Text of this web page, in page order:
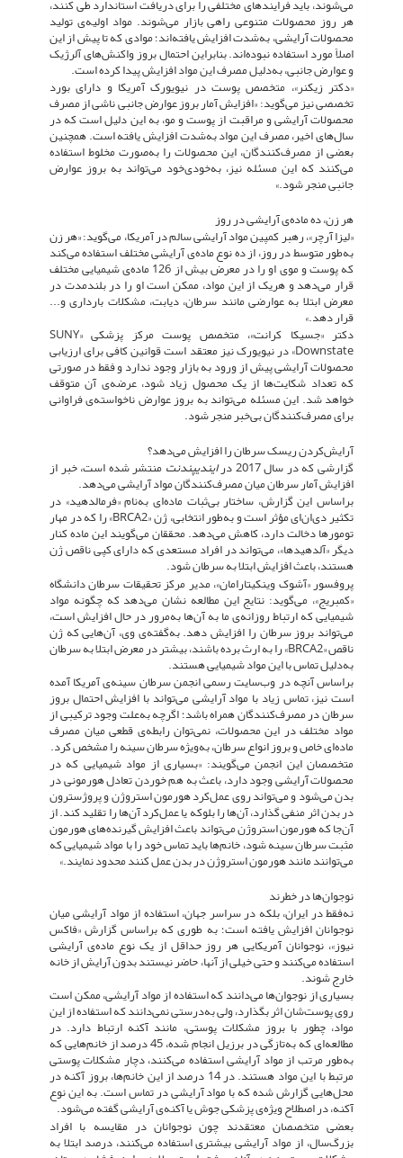
می‌شوند، باید فرایندهای مختلفی را برای دریافت استاندارد طی کنند،
هر روز محصولات متنوعی راهی بازار می‌شوند. مواد اولیه‌ی تولید
محصولات آرایشی، به‌شدت افزایش یافته‌اند؛ موادی که تا پیش از این
اصلاً مورد استفاده نبوده‌اند. بنابراین احتمال بروز واکنش‌های آلرژیک
و عوارض جانبی، به‌دلیل مصرف این مواد افزایش پیدا کرده است.
«دکتر زیکنر»، متخصص پوست در نیویورک آمریکا و دارای بورد
تخصصی نیز می‌گوید: «افزایش آمار بروز عوارض جانبی ناشی از مصرف
محصولات آرایشی و مراقبت از پوست و مو، به این دلیل است که در
سال‌های اخیر، مصرف این مواد به‌شدت افزایش یافته است. همچنین
بعضی از مصرف‌کنندگان، این محصولات را به‌صورت مخلوط استفاده
می‌کنند که این مسئله نیز، به‌خودی‌خود می‌تواند به بروز عوارض
جانبی منجر شود.»
هر زن، ده ماده‌ی آرایشی در روز
«لیزا آرچر»، رهبر کمپین مواد آرایشی سالم در آمریکا، می‌گوید: «هر زن
به‌طور متوسط در روز، از ده نوع ماده‌ی آرایشی مختلف استفاده می‌کند
که پوست و موی او را در معرض بیش از 126 ماده‌ی شیمیایی مختلف
قرار می‌دهد و هریک از این مواد، ممکن است او را در بلندمدت در
معرض ابتلا به عوارضی مانند سرطان، دیابت، مشکلات بارداری و...
قرار دهد.»
دکتر «جسیکا کرانت»، متخصص پوست مرکز پزشکی «SUNY
Downstate» در نیویورک نیز معتقد است قوانین کافی برای ارزیابی
محصولات آرایشی پیش از ورود به بازار وجود ندارد و فقط در صورتی
که تعداد شکایت‌ها از یک محصول زیاد شود، عرضه‌ی آن متوقف
خواهد شد. این مسئله می‌تواند به بروز عوارض ناخواسته‌ی فراوانی
برای مصرف‌کنندگان بی‌خبر منجر شود.
آرایش‌کردن ریسک سرطان را افزایش می‌دهد؟
گزارشی که در سال 2017 در ایندیپندنت منتشر شده است، خبر از
افزایش آمار سرطان میان مصرف‌کنندگان مواد آرایشی می‌دهد.
براساس این گزارش، ساختار بی‌ثبات ماده‌ای به‌نام «فرمالدهید» در
تکثیر دی‌ان‌ای مؤثر است و به‌طور انتخابی، ژن «BRCA2» را که در مهار
تومورها دخالت دارد، کاهش می‌دهد. محققان می‌گویند این ماده کنار
دیگر «آلدهیدها»، می‌تواند در افراد مستعدی که دارای کپی ناقص ژن
هستند، باعث افزایش ابتلا به سرطان شود.
پروفسور «آشوک وینکیتارامان»، مدیر مرکز تحقیقات سرطان دانشگاه
«کمبریج»، می‌گوید: نتایج این مطالعه نشان می‌دهد که چگونه مواد
شیمیایی که ارتباط روزانه‌ی ما به آن‌ها به‌مرور در حال افزایش است،
می‌تواند بروز سرطان را افزایش دهد. به‌گفته‌ی وی، آن‌هایی که ژن
ناقص «BRCA2» را به ارث برده باشند، بیشتر در معرض ابتلا به سرطان
به‌دلیل تماس با این مواد شیمیایی هستند.
براساس آنچه در وب‌سایت رسمی انجمن سرطان سینه‌ی آمریکا آمده
است نیز، تماس زیاد با مواد آرایشی می‌تواند با افزایش احتمال بروز
سرطان در مصرف‌کنندگان همراه باشد؛ اگرچه به‌علت وجود ترکیبی از
مواد مختلف در این محصولات، نمی‌توان رابطه‌ی قطعی میان مصرف
ماده‌ای خاص و بروز انواع سرطان، به‌ویژه سرطان سینه را مشخص کرد.
متخصصان این انجمن می‌گویند: «بسیاری از مواد شیمیایی که در
محصولات آرایشی وجود دارد، باعث به هم خوردن تعادل هورمونی در
بدن می‌شود و می‌تواند روی عمل‌کرد هورمون استروژن و پروژسترون
در بدن اثر منفی گذارد، آن‌ها را بلوکه یا عمل‌کرد آن‌ها را تقلید کند. از
آن‌جا که هورمون استروژن می‌تواند باعث افزایش گیرنده‌های هورمون
مثبت سرطان سینه شود، خانم‌ها باید تماس خود را با مواد شیمیایی که
می‌توانند مانند هورمون استروژن در بدن عمل کنند محدود نمایند.»
نوجوان‌ها در خطرند
نه‌فقط در ایران، بلکه در سراسر جهان، استفاده از مواد آرایشی میان
نوجوانان افزایش یافته است؛ به طوری که براساس گزارش «فاکس
نیوز»، نوجوانان آمریکایی هر روز حداقل از یک نوع ماده‌ی آرایشی
استفاده می‌کنند و حتی خیلی از آنها، حاضر نیستند بدون آرایش از خانه
خارج شوند.
بسیاری از نوجوان‌ها می‌دانند که استفاده از مواد آرایشی، ممکن است
روی پوست‌شان اثر بگذارد، ولی به‌درستی نمی‌دانند که استفاده از این
مواد، چطور با بروز مشکلات پوستی، مانند آکنه ارتباط دارد. در
مطالعه‌ای که به‌تازگی در برزیل انجام شده، 45 درصد از خانم‌هایی که
به‌طور مرتب از مواد آرایشی استفاده می‌کنند، دچار مشکلات پوستی
مرتبط با این مواد هستند. در 14 درصد از این خانم‌ها، بروز آکنه در
محل‌هایی گزارش شده که با مواد آرایشی در تماس است. به این نوع
آکنه، در اصطلاح ویژه‌ی پزشکی جوش یا آکنه‌ی آرایشی گفته می‌شود.
بعضی متخصصان معتقدند چون نوجوانان در مقایسه با افراد
بزرگ‌سال، از مواد آرایشی بیشتری استفاده می‌کنند، درصد ابتلا به